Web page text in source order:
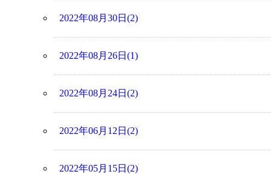
2022年08月30日(2)
2022年08月26日(1)
2022年08月24日(2)
2022年06月12日(2)
2022年05月15日(2)